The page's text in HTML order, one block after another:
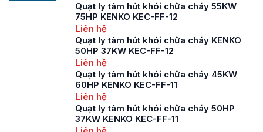
Quạt ly tâm hút khói chữa cháy 55KW
75HP KENKO KEC-FF-12
Liên hệ
Quạt ly tâm hút khói chữa cháy KENKO
50HP 37KW KEC-FF-12
Liên hệ
Quạt ly tâm hút khói chữa cháy 45KW
60HP KENKO KEC-FF-11
Liên hệ
Quạt ly tâm hút khói chữa cháy 50HP
37KW KENKO KEC-FF-11